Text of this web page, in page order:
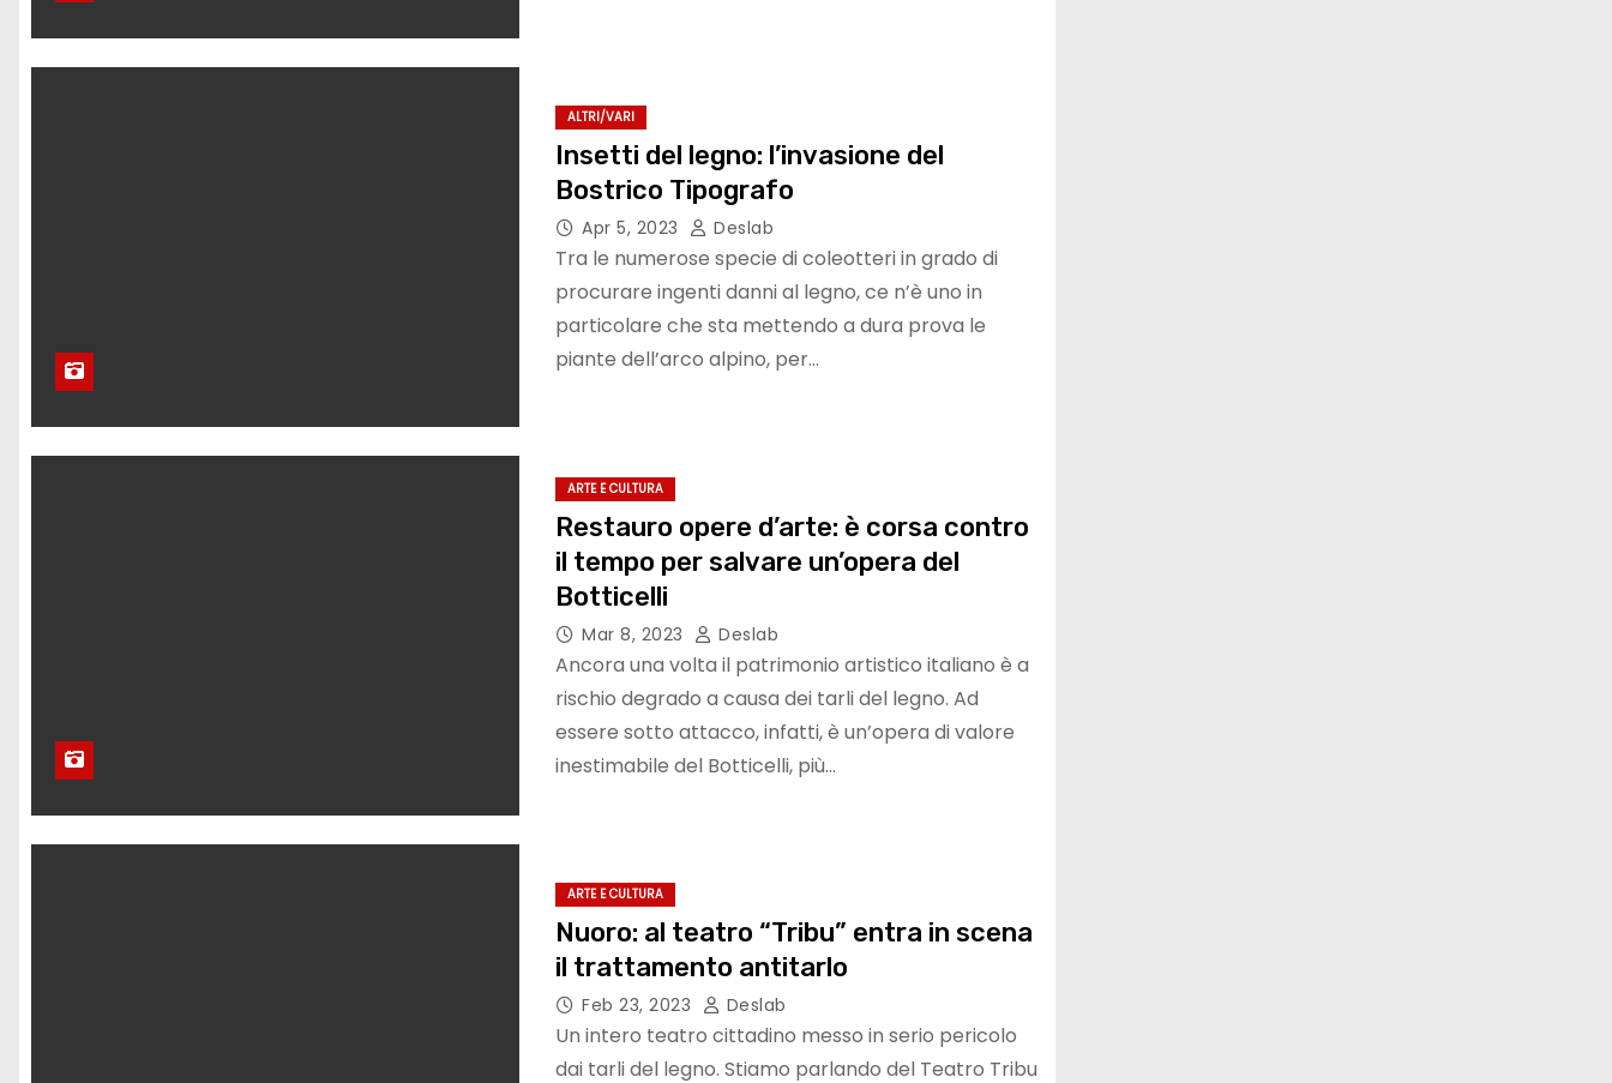
ALTRI/VARI
Insetti del legno: l’invasione del
Bostrico Tipografo
Apr 5, 2023 Deslab
Tra le numerose specie di coleotteri in grado di
procurare ingenti danni al legno, ce n’è uno in
particolare che sta mettendo a dura prova le
piante dell’arco alpino, per…
ARTE E CULTURA
Restauro opere d’arte: è corsa contro
il tempo per salvare un’opera del
Botticelli
Mar 8, 2023 Deslab
Ancora una volta il patrimonio artistico italiano è a
rischio degrado a causa dei tarli del legno. Ad
essere sotto attacco, infatti, è un’opera di valore
inestimabile del Botticelli, più…
ARTE E CULTURA
Nuoro: al teatro “Tribu” entra in scena
il trattamento antitarlo
Feb 23, 2023 Deslab
Un intero teatro cittadino messo in serio pericolo
dai tarli del legno. Stiamo parlando del Teatro Tribu